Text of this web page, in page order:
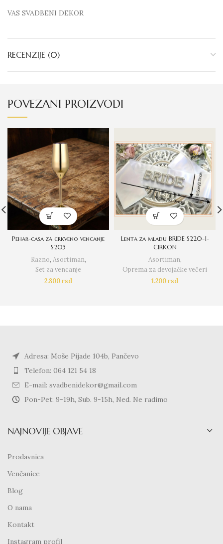
VAS SVADBENI DEKOR
RECENZIJE (0)
POVEZANI PROIZVODI
Pehar-casa za crkveno vencanje
S205
Razno, Asortiman,
Set za vencanje
2.800rsd
Lenta za mladu BRIDE S220-1-
CIRKON
Asortiman,
Oprema za devojačke večeri
1.200rsd
Adresa: Moše Pijade 104b, Pančevo
Telefon: 064 121 54 18
E-mail: svadbenidekor@gmail.com
Pon-Pet: 9-19h, Sub. 9-15h, Ned. Ne radimo
NAJNOVIJE OBJAVE
Prodavnica
Venčanice
Blog
O nama
Kontakt
Instagram profil